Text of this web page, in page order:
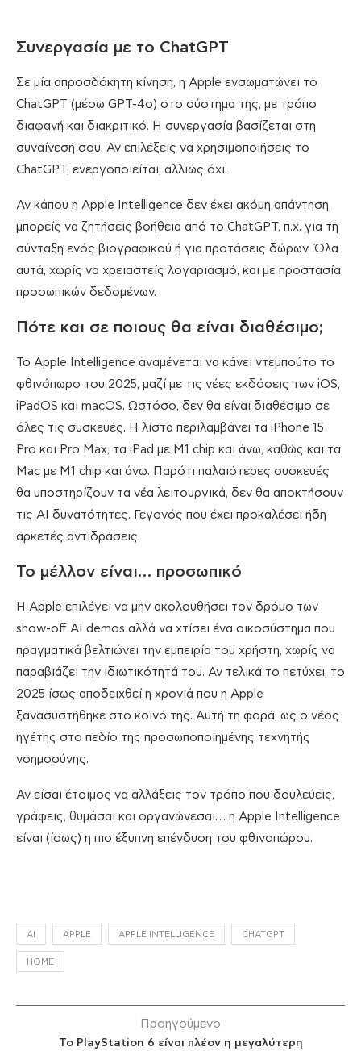
Συνεργασία με το ChatGPT
Σε μία απροσδόκητη κίνηση, η Apple ενσωματώνει το
ChatGPT (μέσω GPT-4o) στο σύστημα της, με τρόπο
διαφανή και διακριτικό. Η συνεργασία βασίζεται στη
συναίνεσή σου. Αν επιλέξεις να χρησιμοποιήσεις το
ChatGPT, ενεργοποιείται, αλλιώς όχι.
Αν κάπου η Apple Intelligence δεν έχει ακόμη απάντηση,
μπορείς να ζητήσεις βοήθεια από το ChatGPT, π.χ. για τη
σύνταξη ενός βιογραφικού ή για προτάσεις δώρων. Όλα
αυτά, χωρίς να χρειαστείς λογαριασμό, και με προστασία
προσωπικών δεδομένων.
Πότε και σε ποιους θα είναι διαθέσιμο;
Το Apple Intelligence αναμένεται να κάνει ντεμπούτο το
φθινόπωρο του 2025, μαζί με τις νέες εκδόσεις των iOS,
iPadOS και macOS. Ωστόσο, δεν θα είναι διαθέσιμο σε
όλες τις συσκευές. Η λίστα περιλαμβάνει τα iPhone 15
Pro και Pro Max, τα iPad με M1 chip και άνω, καθώς και τα
Mac με M1 chip και άνω. Παρότι παλαιότερες συσκευές
θα υποστηρίζουν τα νέα λειτουργικά, δεν θα αποκτήσουν
τις AI δυνατότητες. Γεγονός που έχει προκαλέσει ήδη
αρκετές αντιδράσεις.
Το μέλλον είναι… προσωπικό
Η Apple επιλέγει να μην ακολουθήσει τον δρόμο των
show-off AI demos αλλά να χτίσει ένα οικοσύστημα που
πραγματικά βελτιώνει την εμπειρία του χρήστη, χωρίς να
παραβιάζει την ιδιωτικότητά του. Αν τελικά το πετύχει, το
2025 ίσως αποδειχθεί η χρονιά που η Apple
ξανασυστήθηκε στο κοινό της. Αυτή τη φορά, ως ο νέος
ηγέτης στο πεδίο της προσωποποιημένης τεχνητής
νοημοσύνης.
Αν είσαι έτοιμος να αλλάξεις τον τρόπο που δουλεύεις,
γράφεις, θυμάσαι και οργανώνεσαι… η Apple Intelligence
είναι (ίσως) η πιο έξυπνη επένδυση του φθινοπώρου.
AI APPLE APPLE INTELLIGENCE CHATGPT
HOME
Προηγούμενο
Το PlayStation 6 είναι πλέον η μεγαλύτερη